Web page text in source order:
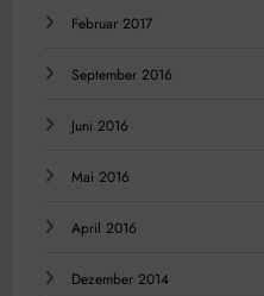
Februar 2017
September 2016
Juni 2016
Mai 2016
April 2016
Dezember 2014